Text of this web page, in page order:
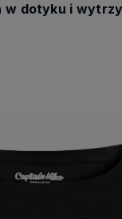
dotyku i